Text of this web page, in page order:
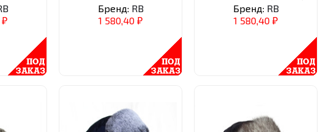
₽
Бренд: RB
1 580,40 ₽
Бренд: RB
1 580,40 ₽